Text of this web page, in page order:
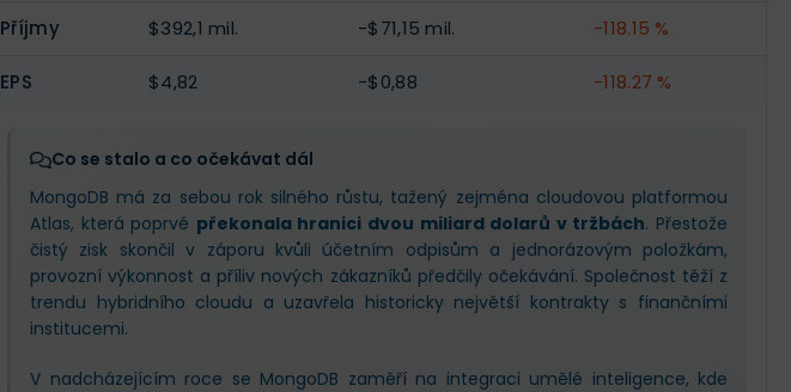
Příjmy $392,1 mil. -$71,15 mil. -118.15 %
EPS $4,82 -$0,88 -118.27 %
Co se stalo a co očekávat dál
MongoDB má za sebou rok silného růstu, tažený zejména cloudovou platformou
Atlas, která poprvé překonala hranici dvou miliard dolarů v tržbách. Přestože
čistý zisk skončil v záporu kvůli účetním odpisům a jednorázovým položkám,
provozní výkonnost a příliv nových zákazníků předčily očekávání. Společnost těží z
trendu hybridního cloudu a uzavřela historicky největší kontrakty s finančními
institucemi.
V nadcházejícím roce se MongoDB zaměří na integraci umělé inteligence, kde